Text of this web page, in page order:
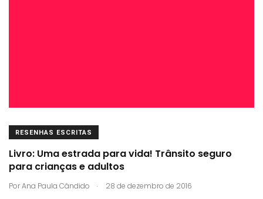
RESENHAS ESCRITAS
Livro: Uma estrada para vida! Trânsito seguro
para crianças e adultos
PorAna Paula Cândido . 28 de dezembro de 2016